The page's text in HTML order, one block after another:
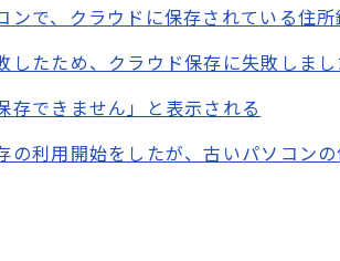
ンで、クラウドに保存されている住
したため、クラウド保存に失敗しま
存できません」と表示される
の利用開始をしたが、古いパソコン